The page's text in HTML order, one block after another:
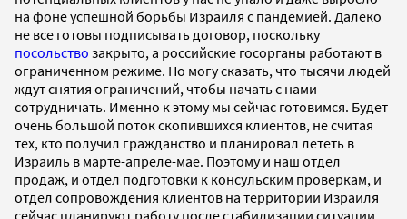
на фоне успешной борьбы Израиля с пандемией. Далеко
не все готовы подписывать договор, поскольку
посольство закрыто, а российские госорганы работают в
ограниченном режиме. Но могу сказать, что тысячи людей
ждут снятия ограничений, чтобы начать с нами
сотрудничать. Именно к этому мы сейчас готовимся. Будет
очень большой поток скопившихся клиентов, не считая
тех, кто получил гражданство и планировал лететь в
Израиль в марте-апреле-мае. Поэтому и наш отдел
продаж, и отдел подготовки к консульским проверкам, и
отдел сопровождения клиентов на территории Израиля
сейчас планируют работу после стабилизации ситуации.